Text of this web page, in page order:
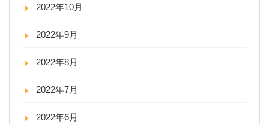
2022年10月
2022年9月
2022年8月
2022年7月
2022年6月